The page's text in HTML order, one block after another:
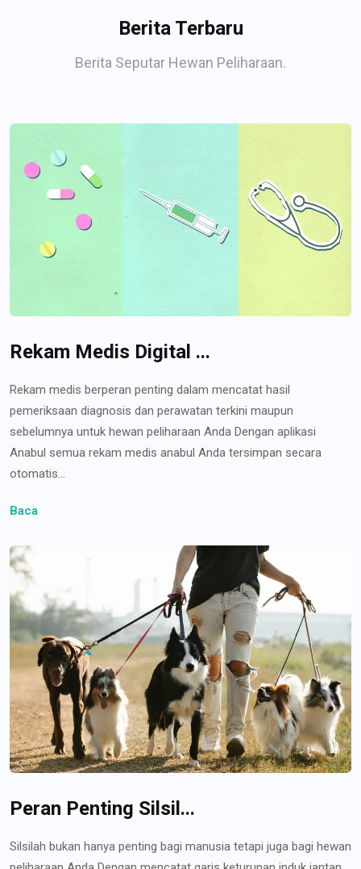
Berita Terbaru
Berita Seputar Hewan Peliharaan.
Rekam Medis Digital ...
Rekam medis berperan penting dalam mencatat hasil
pemeriksaan diagnosis dan perawatan terkini maupun
sebelumnya untuk hewan peliharaan Anda Dengan aplikasi
Anabul semua rekam medis anabul Anda tersimpan secara
otomatis...
Baca
Peran Penting Silsil...
Silsilah bukan hanya penting bagi manusia tetapi juga bagi hewan